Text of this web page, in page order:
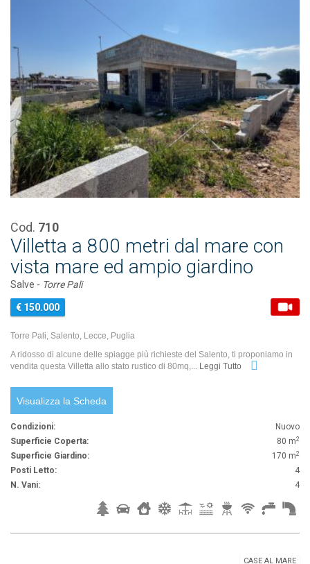
Cod. 710
Villetta a 800 metri dal mare con
vista mare ed ampio giardino
Salve - Torre Pali
€ 150.000
Torre Pali, Salento, Lecce, Puglia
A ridosso di alcune delle spiagge più richieste del Salento, ti proponiamo in
vendita questa Villetta allo stato rustico di 80mq,... Leggi Tutto
Visualizza la Scheda
Condizioni:
Nuovo
Superficie Coperta:
80 m2
Superficie Giardino: 170 m2
Posti Letto:
4
N. Vani:
4
CASE AL MARE